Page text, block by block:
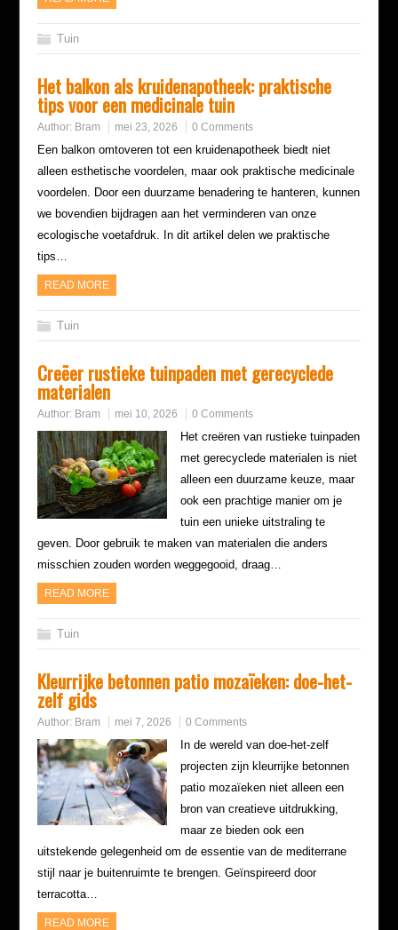
Tuin
Het balkon als kruidenapotheek: praktische
tips voor een medicinale tuin
Author: Bram mei 23, 2026 0 Comments
Een balkon omtoveren tot een kruidenapotheek biedt niet
alleen esthetische voordelen, maar ook praktische medicinale
voordelen. Door een duurzame benadering te hanteren, kunnen
we bovendien bijdragen aan het verminderen van onze
ecologische voetafdruk. In dit artikel delen we praktische
tips…
READ MORE
Tuin
Creëer rustieke tuinpaden met gerecyclede
materialen
Author: Bram mei 10, 2026 0 Comments
Het creëren van rustieke tuinpaden
met gerecyclede materialen is niet
alleen een duurzame keuze, maar
ook een prachtige manier om je
tuin een unieke uitstraling te
geven. Door gebruik te maken van materialen die anders
misschien zouden worden weggegooid, draag…
READ MORE
Tuin
Kleurrijke betonnen patio mozaïeken: doe-het-
zelf gids
Author: Bram mei 7, 2026 0 Comments
In de wereld van doe-het-zelf
projecten zijn kleurrijke betonnen
patio mozaïeken niet alleen een
bron van creatieve uitdrukking,
maar ze bieden ook een
uitstekende gelegenheid om de essentie van de mediterrane
stijl naar je buitenruimte te brengen. Geïnspireerd door
terracotta…
READ MORE